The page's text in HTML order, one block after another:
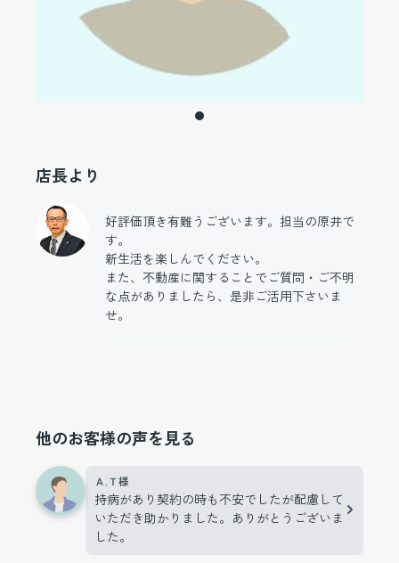
店長より
好評価頂き有難うございます。担当の原井で
す。
新生活を楽しんでください。
また、不動産に関することでご質問・ご不明
な点がありましたら、是非ご活用下さいま
せ。
他のお客様の声を見る
Ａ.Ｔ様
持病があり契約の時も不安でしたが配慮して
いただき助かりました。ありがとうございま
した。